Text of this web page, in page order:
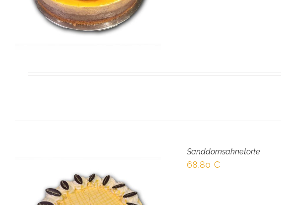
Sanddornsahnetorte
68,80 €